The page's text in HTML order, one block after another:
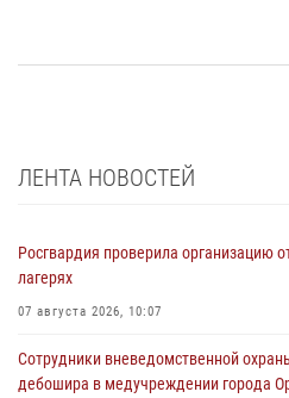
ЛЕНТА НОВОСТЕЙ
Росгвардия проверила организацию
лагерях
07 августа 2026, 10:07
Сотрудники вневедомственной
дебошира в медучреждении города